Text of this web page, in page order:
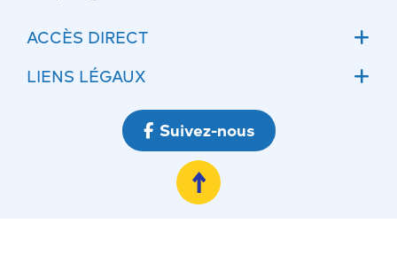
ACCÈS DIRECT
Accueil
Ateliers communaux
LIENS LÉGAUX
Mentions légales
Conditions Générales d’Utilisations
Politique de confidentialité
Suivez-nous